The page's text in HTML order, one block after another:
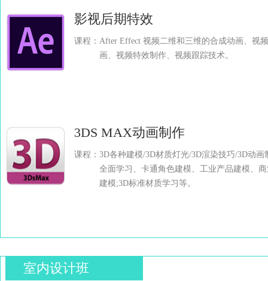
影视后期特效
课程：After Effect 视频二维和三维的合成动画、视
画、视频特效制作、视频跟踪技术。
3DS MAX动画制作
课程：3D各种建模/3D材质灯光/3D渲染技巧/3D动画
全面学习、卡通角色建模、工业产品建模、
建模;3D标准材质学习等。
室内设计班